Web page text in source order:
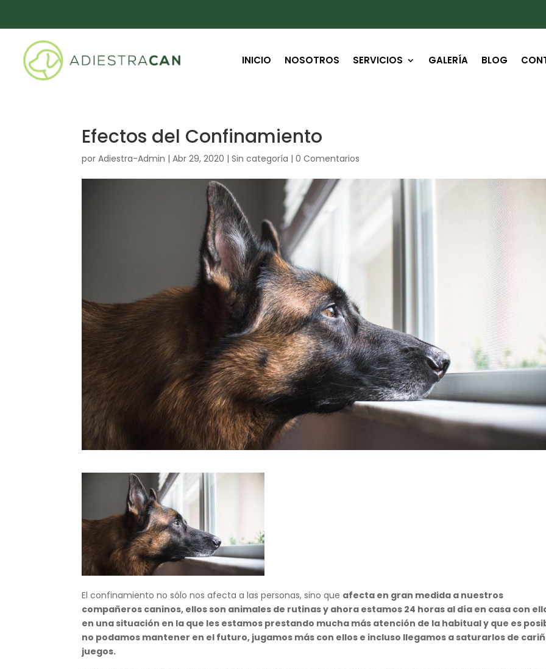
INICIO NOSOTROS SERVICIOS GALERÍA BLOG
Efectos del Confinamiento
porAdiestra-Admin |Abr 29, 2020 |Sin categoría |0 Comentarios
El confinamiento no sólo nos afecta a las personas, sino que afecta en gran medida a nuestros
compañeros caninos, ellos son animales de rutinas y ahora estamos 24 horas al día en casa con
en una situación en la que les estamos prestando mucha más atención de la habitual y que es
no podamos mantener en el futuro, jugamos más con ellos e incluso llegamos a saturarlos de
juegos.